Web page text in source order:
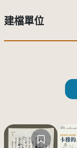
建檔單位